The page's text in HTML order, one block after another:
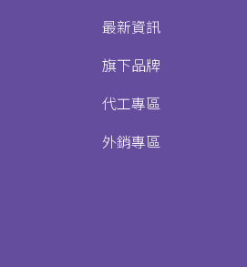
最新資訊
旗下品牌
代工專區
外銷專區